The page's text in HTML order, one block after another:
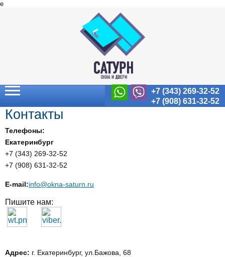
e
+7 (343) 269-32-52
+7 (908) 631-32-52
Контакты
Телефоны:
Екатеринбург
+7 (343) 269-32-52
+7 (908) 631-32-52
E-mail:info@okna-saturn.ru
Пишите нам:
Адрес: г. Екатеринбург, ул.Бажова, 68